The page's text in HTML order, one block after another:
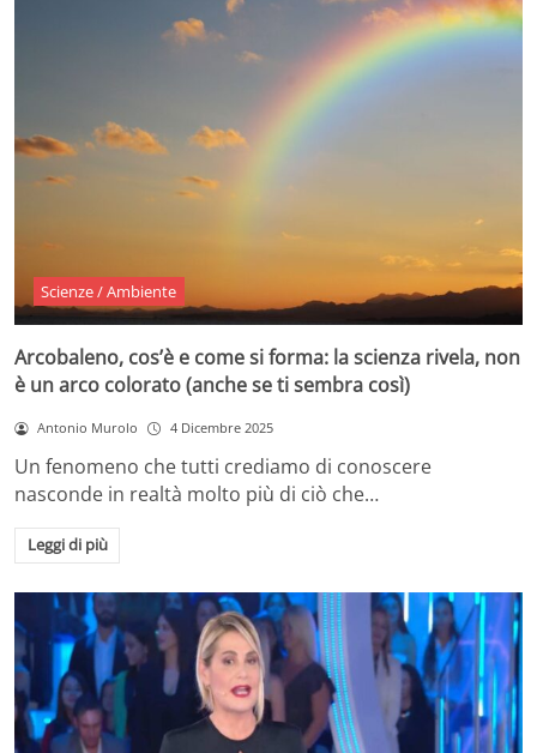
Scienze / Ambiente
Arcobaleno, cos’è e come si forma: la scienza rivela, non
è un arco colorato (anche se ti sembra così)
Antonio Murolo 4 Dicembre 2025
Un fenomeno che tutti crediamo di conoscere
nasconde in realtà molto più di ciò che…
Leggi di più